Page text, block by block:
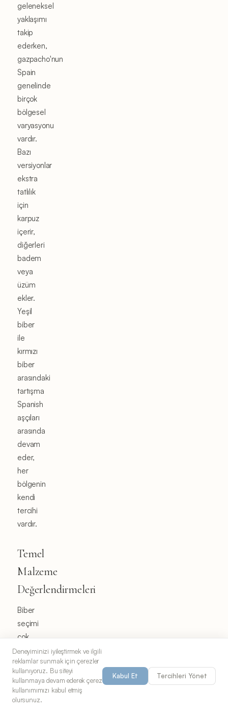
geleneksel
yaklaşımı
takip
ederken,
gazpacho'nun
Spain
genelinde
birçok
bölgesel
varyasyonu
vardır.
Bazı
versiyonlar
ekstra
tatlılık
için
karpuz
içerir,
diğerleri
badem
veya
üzüm
ekler.
Yeşil
biber
ile
kırmızı
biber
arasındaki
tartışma
Spanish
aşçıları
arasında
devam
eder,
her
bölgenin
kendi
tercihi
vardır.
Temel
Malzeme
Değerlendirmeleri
Biber
seçimi
çok
önemlidir
- yeşil
biberler
daha
keskin,
Deneyiminizi iyileştirmek ve ilgili
reklamlar sunmak için çerezler
kullanıyoruz. Bu siteyi
kullanmaya devam ederek çerez
kullanımımızı kabul etmiş
olursunuz.
Kabul Et Tercihleri Yönet